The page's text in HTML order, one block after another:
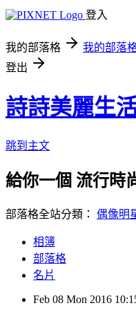
登入
我的部落格 我的部落
登出
詩詩美麗生
跳到主文
給你一個 流行時
部落格全站分類： 偶像明
相簿
部落格
名片
Feb 08 Mon 2016